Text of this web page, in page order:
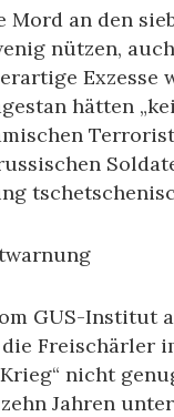
Mord an den
nützen,
Exzesse
hätten
GUS-Institut
Freischärler
nicht
Jahren